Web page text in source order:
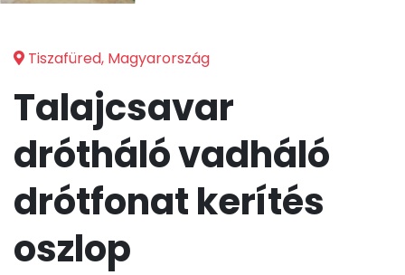
Tiszafüred, Magyarország
Talajcsavar
drótháló vadháló
drótfonat kerítés
oszlop